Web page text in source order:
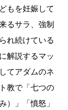
もを妊娠して
るサラ、強制
れ続けている
解説するマッ
てアダムのネ
教で「七つの
）」「憤怒」